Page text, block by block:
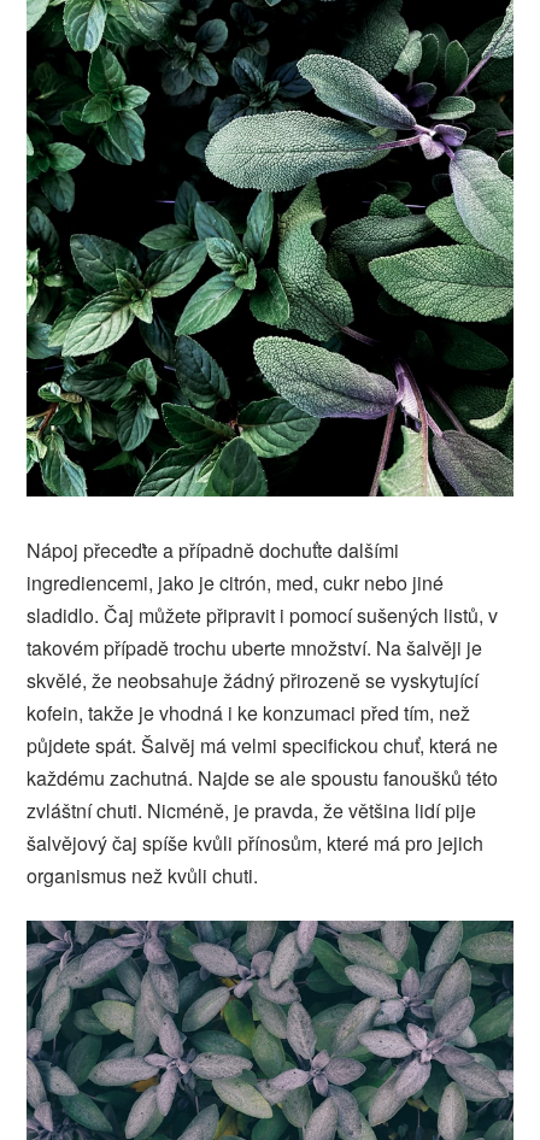
Nápoj přeceďte a případně dochuťte dalšími
ingrediencemi, jako je citrón, med, cukr nebo jiné
sladidlo. Čaj můžete připravit i pomocí sušených listů, v
takovém případě trochu uberte množství. Na šalvěji je
skvělé, že neobsahuje žádný přirozeně se vyskytující
kofein, takže je vhodná i ke konzumaci před tím, než
půjdete spát.Šalvěj má velmi specifickou chuť, která ne
každému zachutná. Najde se ale spoustu fanoušků této
zvláštní chuti. Nicméně, je pravda, že většina lidí pije
šalvějový čaj spíše kvůli přínosům, které má pro jejich
organismus než kvůli chuti.